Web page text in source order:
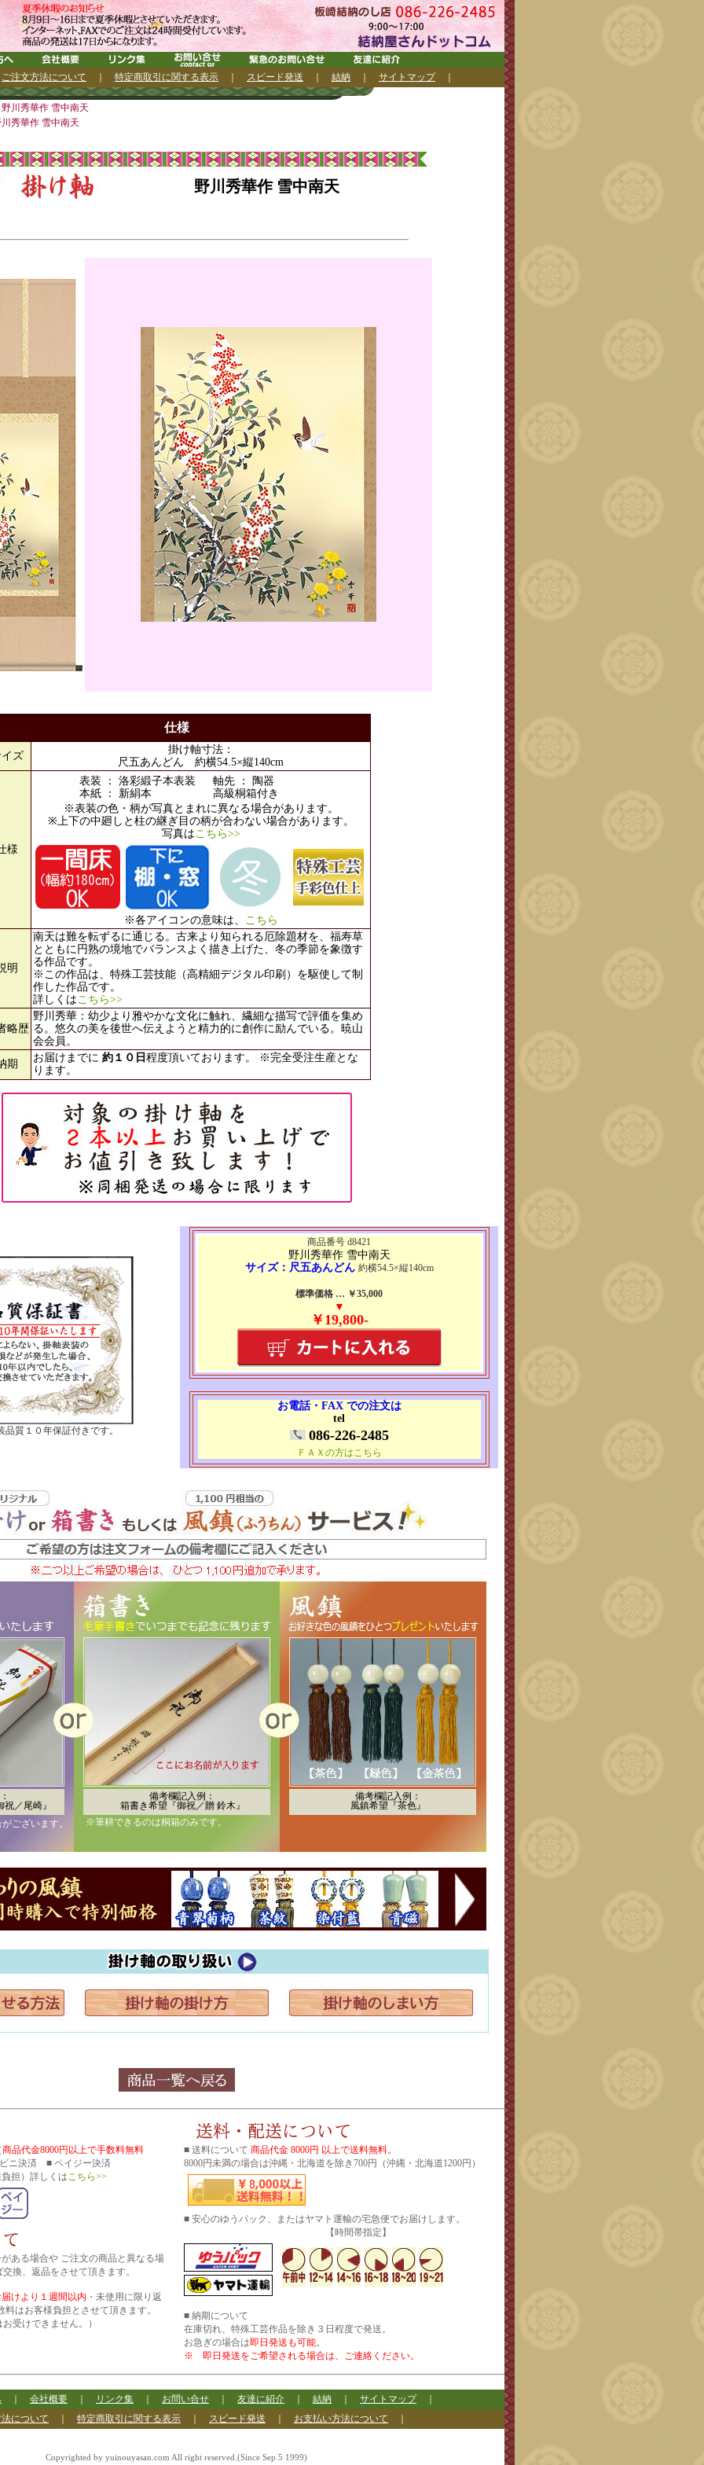
ご注文方法について 特定商取引に関する表示 スピード発送 結納 サイトマップ｜
野川秀華作 雪中南天
秀華作 雪中南天
野川秀華作 雪中南天
仕様
ズ
掛け軸寸法：
尺五あんどん 約横54.5×縦140cm
様
表装 ： 洛彩緞子本表装
本紙 ： 新絹本
軸先 ： 陶器
高級桐箱付き
※表装の色・柄が写真とまれに異なる場合があります。
※上下の中廻しと柱の継ぎ目の柄が合わない場合があります。
写真はこちら>>
※各アイコンの意味は、 こちら
明
南天は難を転ずるに通じる。古来より知られる厄除題材を、福寿草
とともに円熟の境地でバランスよく描き上げた、冬の季節を象徴す
る作品です。
※この作品は、特殊工芸技能（高精細デジタル印刷）を駆使して制
作した作品です。
詳しくはこちら>>
略歴
野川秀華：幼少より雅やかな文化に触れ、繊細な描写で評価を集め
る。悠久の美を後世へ伝えようと精力的に創作に励んでいる。暁山
会会員。
期
お届けまでに 約１０日 程度頂いております。 ※完全受注生産とな
ります。
質１０年保証付きです。
商品番号 d8421
野川秀華作 雪中南天
サイズ：尺五あんどん 約横54.5×縦140cm
標準価格 … ￥35,000
▼
￥19,800-
お電話・FAX での注文は
tel
086-226-2485
ＦＡＸの方はこちら
／尾崎』
備考欄記入例：
箱書き希望『御祝／贈 鈴木』
備考欄記入例：
風鎮希望『茶色』
ございます。
※筆耕できるのは桐箱のみです。
商品代金8000円以上で手数料無料
ビニ決済 ■ ペイジー決済
担）詳しくはこちら>>
ある場合や ご注文の商品と異なる場
換、返品をさせて頂きます。
けより１週間以内 ・未使用に限り返
はお客様負担とさせて頂きます。
受けできません。）
■ 送料について 商品代金 8000円 以上で送料無料。
8000円未満の場合は沖縄・北海道を除き700円（沖縄・北海道1200円）
■ 安心のゆうパック、またはヤマト運輸の宅急便でお届けします。
【時間帯指定】
■ 納期について
在庫切れ、特殊工芸作品を除き３日程度で発送。
お急ぎの場合は即日発送も可能。
※ 即日発送をご希望される場合は、ご連絡ください。
会社概要 リンク集 お問い合せ 友達に紹介 結納 サイトマップ｜
について
特定商取引に関する表示 スピード発送 お支払い方法について
Copyrighted by yuinouyasan.com All right reserved.(Since Sep.5 1999)